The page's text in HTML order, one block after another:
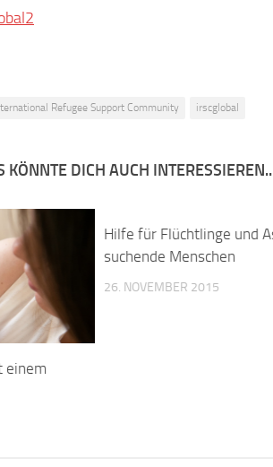
Refugee Support Community irscglobal
KÖNNTE DICH AUCH
Hilfe für Flüchtlinge und
suchende Menschen
26. NOVEMBER 2015
einem